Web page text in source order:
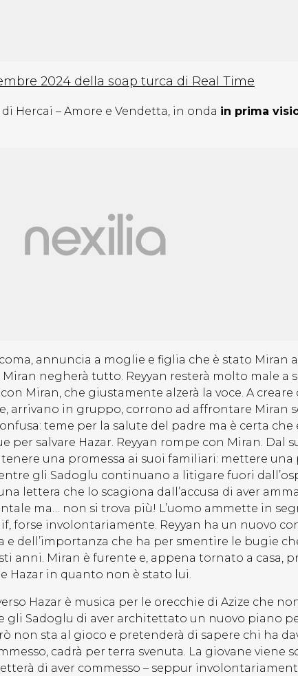
2024 della soap turca di Real Time
di Hercai – Amore e Vendetta, in onda in prima
coma, annuncia a moglie e figlia che è stato Miran
negherà tutto. Reyyan resterà molto male a
Miran, che giustamente alzerà la voce. A creare
arrivano in gruppo, corrono ad affrontare Miran
teme per la salute del padre ma è certa che
per salvare Hazar. Reyyan rompe con Miran. Dal
una promessa ai suoi familiari: mettere una
gli Sadoglu continuano a litigare fuori
lettera che lo scagiona dall’accusa di aver
ma… non si trova più! L’uomo ammette in
forse involontariamente. Reyyan ha un nuovo
dell’importanza che ha per smentire le bugie
anni. Miran è furente e, appena tornato a casa,
Hazar in quanto non è stato lui.
Hazar è musica per le orecchie di Azize che
gli Sadoglu di aver architettato un nuovo piano
non sta al gioco e pretenderà di sapere chi ha
cadrà per terra svenuta. La giovane viene
di aver commesso – seppur